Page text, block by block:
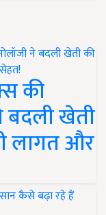
की
बदली खेती
लागत और